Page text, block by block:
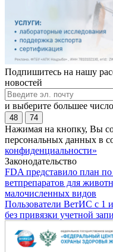
Подпишитесь на нашу
новостей
и выберите большее число
48 74
Нажимая на кнопку, Вы
персональных данных в
конфиденциальности»
Законодательство
FDA представило план
ветпрепаратов для
малочисленных видов
Пользователи ВетИС с 1
без привязки учетной